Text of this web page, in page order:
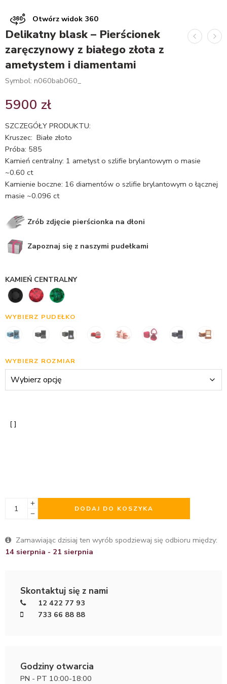
Otwórz widok 360
Delikatny blask – Pierścionek
zaręczynowy z białego złota z
ametystem i diamentami
Symbol: n060bab060_
5900 zł
SZCZEGÓŁY PRODUKTU:
Kruszec: Białe złoto
Próba: 585
Kamień centralny: 1 ametyst o szlifie brylantowym o masie
~0.60 ct
Kamienie boczne: 16 diamentów o szlifie brylantowym o łącznej
masie ~0.096 ct
Zrób zdjęcie pierścionka na dłoni
Zapoznaj się z naszymi pudełkami
KAMIEŃ CENTRALNY
WYBIERZ PUDEŁKO
WYBIERZ ROZMIAR
DODAJ DO KOSZYKA
Zamawiając dzisiaj ten wyrób spodziewaj się odbioru między:
14 sierpnia - 21 sierpnia
Skontaktuj się z nami
12 422 77 93
733 66 88 88
Godziny otwarcia
PN - PT 10:00-18:00